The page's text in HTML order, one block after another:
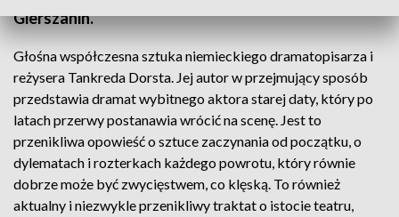
Gierszanin.
Głośna współczesna sztuka niemieckiego dramatopisarza i
reżysera Tankreda Dorsta. Jej autor w przejmujący sposób
przedstawia dramat wybitnego aktora starej daty, który po
latach przerwy postanawia wrócić na scenę. Jest to
przenikliwa opowieść o sztuce zaczynania od początku, o
dylematach i rozterkach każdego powrotu, który równie
dobrze może być zwycięstwem, co klęską. To również
aktualny i niezwykle przenikliwy traktat o istocie teatru,